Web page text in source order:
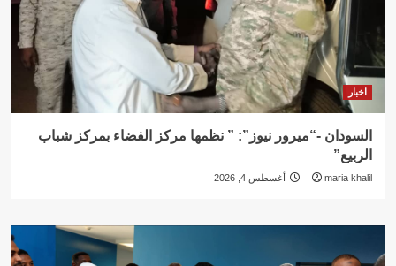
اخبار
السودان -“ميرور نيوز”: ” نظمها مركز الفضاء بمركز شباب
الربيع”
maria khalil أغسطس 4, 2026